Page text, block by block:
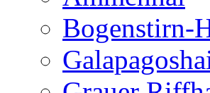
Bogenstirn-